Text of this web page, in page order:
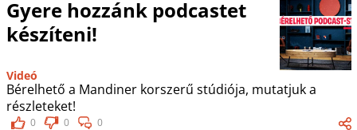
Gyere hozzánk podcastet
készíteni!
Videó
Bérelhető a Mandiner korszerű stúdiója, mutatjuk a
részleteket!
0 0 0